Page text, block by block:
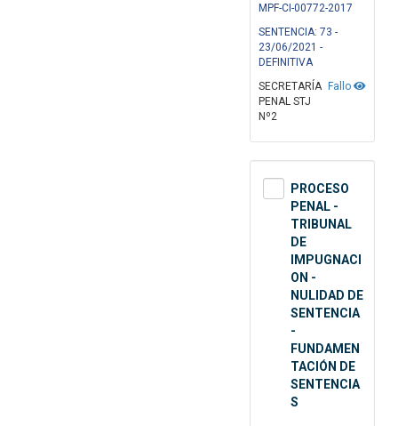
MPF-CI-00772-2017
SENTENCIA: 73 -
23/06/2021 -
DEFINITIVA
Fallo
SECRETARÍA
PENAL STJ
Nº2
PROCESO
PENAL -
TRIBUNAL
DE
IMPUGNACI
ON -
NULIDAD DE
SENTENCIA
-
FUNDAMEN
TACIÓN DE
SENTENCIA
S